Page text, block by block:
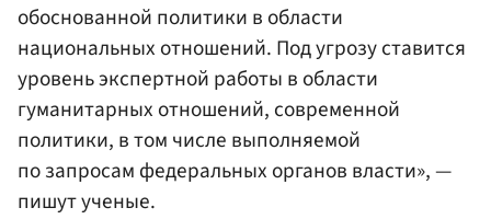
обоснованной политики в области
национальных отношений. Под угрозу ставится
уровень экспертной работы в области
гуманитарных отношений, современной
политики, в том числе выполняемой
по запросам федеральных органов власти», —
пишут ученые.